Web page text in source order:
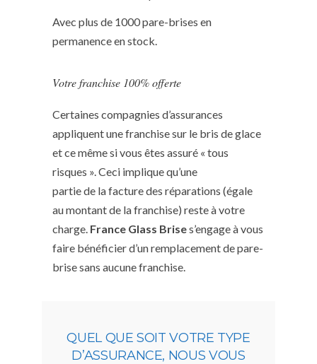
Avec plus de 1000 pare-brises en
permanence en stock.
Votre franchise 100% offerte
Certaines compagnies d’assurances
appliquent une franchise sur le bris de glace
et ce même si vous êtes assuré « tous
risques ». Ceci implique qu’une
partie de la facture des réparations (égale
au montant de la franchise) reste à votre
charge. France Glass Brises’engage à vous
faire bénéficier d’un remplacement de pare-
brise sans aucune franchise.
QUEL QUE SOIT VOTRE TYPE
D’ASSURANCE, NOUS VOUS